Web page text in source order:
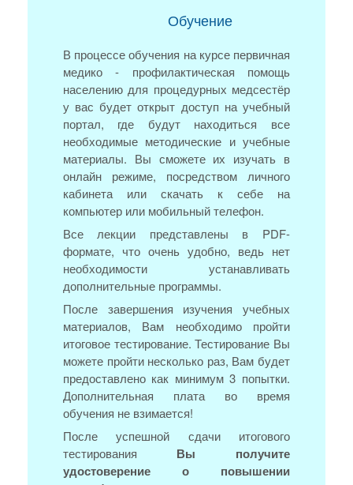
Обучение
В процессе обучения на курсе первичная
медико - профилактическая помощь
населению для процедурных медсестёр
у вас будет открыт доступ на учебный
портал, где будут находиться все
необходимые методические и учебные
материалы. Вы сможете их изучать в
онлайн режиме, посредством личного
кабинета или скачать к себе на
компьютер или мобильный телефон.
Все лекции представлены в PDF-
формате, что очень удобно, ведь нет
необходимости устанавливать
дополнительные программы.
После завершения изучения учебных
материалов, Вам необходимо пройти
итоговое тестирование. Тестирование Вы
можете пройти несколько раз, Вам будет
предоставлено как минимум 3 попытки.
Дополнительная плата во время
обучения не взимается!
После успешной сдачи итогового
тестирования Вы получите
удостоверение о повышении